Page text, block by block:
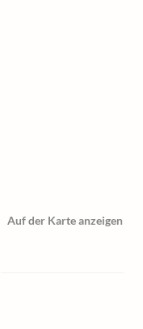
Auf der Karte anzeigen